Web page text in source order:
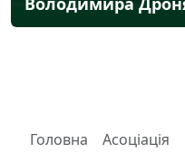
Головна Асоціація